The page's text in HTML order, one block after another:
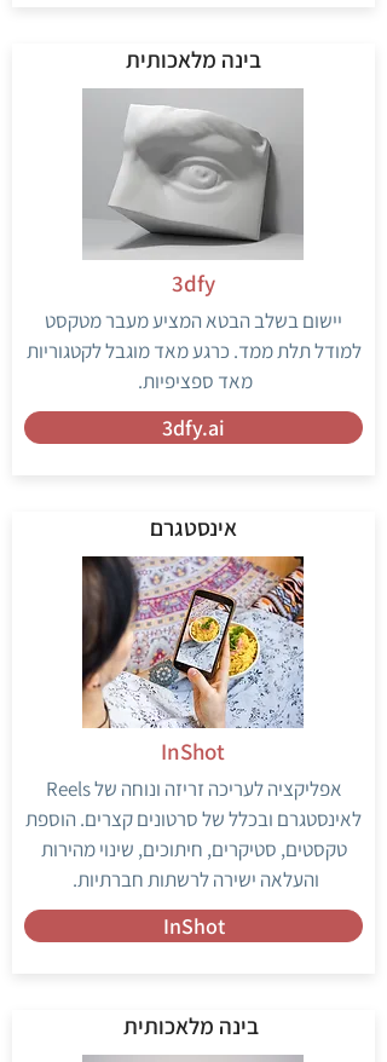
בינה מלאכותית
יישום בשלב הבטא המציע מעבר מטקסט
למודל תלת ממד. כרגע מאד מוגבל לקטגוריות
מאד ספציפיות.
3dfy.ai
3dfy
אינסטגרם
אפליקציה לעריכה זריזה ונוחה של Reels
לאינסטגרם ובכלל של סרטונים קצרים. הוספת
טקסטים, סטיקרים, חיתוכים, שינוי מהירות
והעלאה ישירה לרשתות חברתיות.
InShot
InShot
בינה מלאכותית